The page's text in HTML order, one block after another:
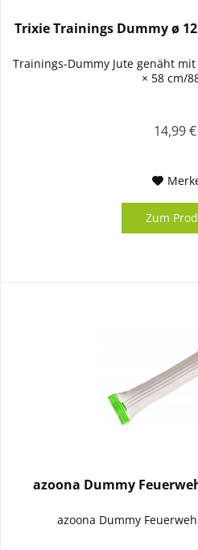
Trixie Trainings Dummy ø
Trainings-Dummy Jute genäht
× 58 cm/
14,99
Zum
azoona Dummy
azoona Dummy